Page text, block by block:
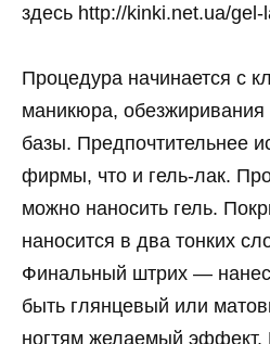
здесь http://kinki.net.ua/
Процедура начинается с
маникюра, обезжиривания
базы. Предпочтительнее
фирмы, что и гель-лак.
можно наносить гель.
наносится в два тонких
Финальный штрих —
быть глянцевый или
ногтям желаемый эффект.